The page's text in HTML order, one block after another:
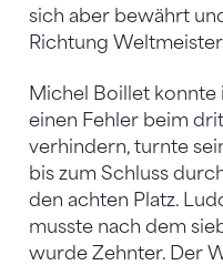
sich aber bewährt
Richtung
Michel Boillet
einen Fehler beim
verhindern, turnte
bis zum Schluss
den achten Platz.
musste nach dem
wurde Zehnter. Der